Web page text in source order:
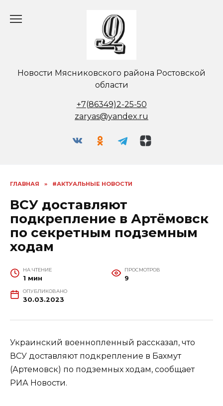
Новости Мясниковского района Ростовской
области
+7(86349)2-25-50
zaryas@yandex.ru
ГЛАВНАЯ » #АКТУАЛЬНЫЕ НОВОСТИ
ВСУ доставляют
подкрепление в Артёмовск
по секретным подземным
ходам
НА ЧТЕНИЕ
1 мин
ПРОСМОТРОВ
9
ОПУБЛИКОВАНО
30.03.2023
Украинский военнопленный рассказал, что
ВСУ доставляют подкрепление в Бахмут
(Артемовск) по подземных ходам, сообщает
РИА Новости.